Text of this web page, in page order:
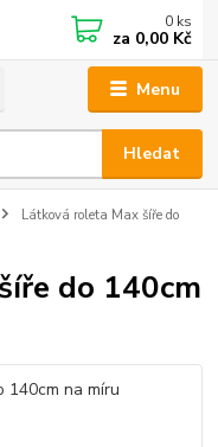
Menu
Hledat
0 ks
za 0,00 Kč
Látková roleta Max šíře do
do 140cm